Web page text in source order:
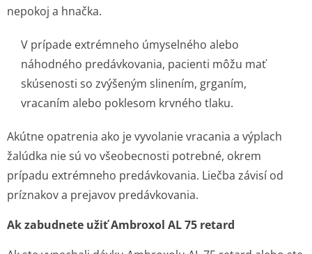
nepokoj a hnačka.
V prípade extrémneho úmyselného alebo
náhodného predávkovania, pacienti môžu mať
skúsenosti so zvýšeným slinením, grganím,
vracaním alebo poklesom krvného tlaku.
Akútne opatrenia ako je vyvolanie vracania a výplach
žalúdka nie sú vo všeobecnosti potrebné, okrem
prípadu extrémneho predávkovania. Liečba závisí od
príznakov a prejavov predávkovania.
Ak zabudnete užiť Ambroxol AL 75 retard